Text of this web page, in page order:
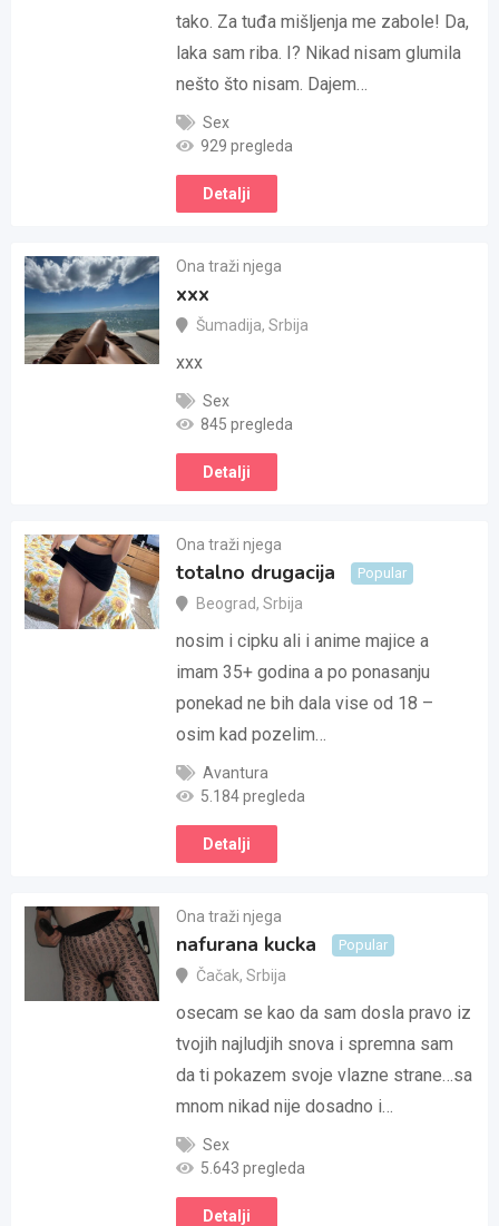
tako. Za tuđa mišljenja me zabole! Da,
laka sam riba. I? Nikad nisam glumila
nešto što nisam. Dajem…
Sex
929 pregleda
Detalji
Ona traži njega
xxx
Šumadija, Srbija
xxx
Sex
845 pregleda
Detalji
Ona traži njega
totalno drugacija Popular
Beograd, Srbija
nosim i cipku ali i anime majice a
imam 35+ godina a po ponasanju
ponekad ne bih dala vise od 18 –
osim kad pozelim…
Avantura
5.184 pregleda
Detalji
Ona traži njega
nafurana kucka Popular
Čačak, Srbija
osecam se kao da sam dosla pravo iz
tvojih najludjih snova i spremna sam
da ti pokazem svoje vlazne strane…sa
mnom nikad nije dosadno i…
Sex
5.643 pregleda
Detalji